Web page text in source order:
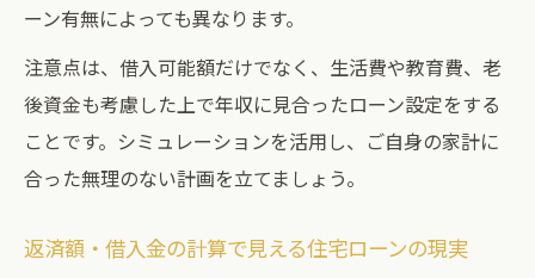
ーン有無によっても異なります。
注意点は、借入可能額だけでなく、生活費や教育費、老
後資金も考慮した上で年収に見合ったローン設定をする
ことです。シミュレーションを活用し、ご自身の家計に
合った無理のない計画を立てましょう。
返済額・借入金の計算で見える住宅ローンの現実